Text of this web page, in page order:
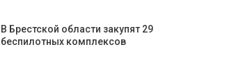
В Брестской области закупят 29
беспилотных комплексов